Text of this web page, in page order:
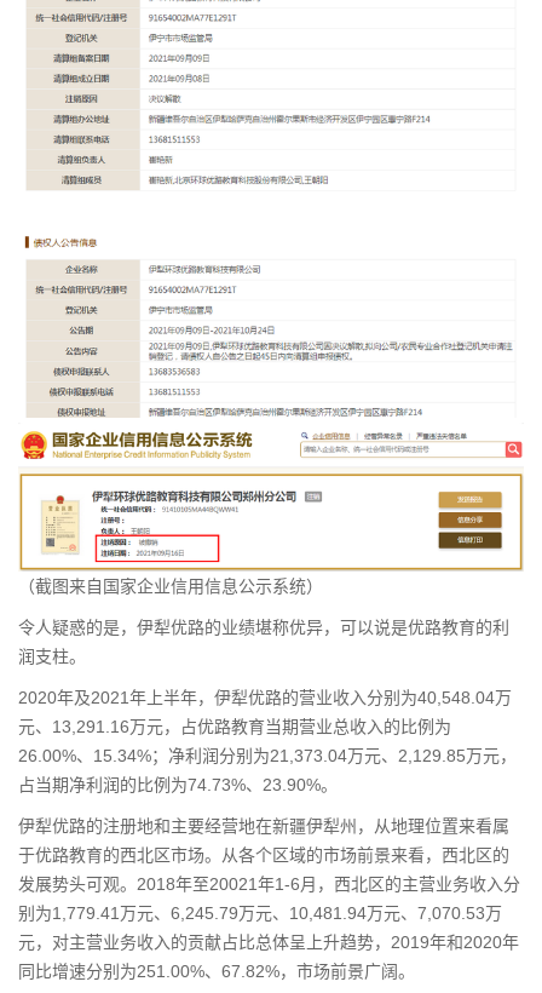
（截图来自国家企业信用信息公示系统）
令人疑惑的是，伊犁优路的业绩堪称优异，可以说是优路教育的利
润支柱。
2020年及2021年上半年，伊犁优路的营业收入分别为40,548.04万
元、13,291.16万元，占优路教育当期营业总收入的比例为
26.00%、15.34%；净利润分别为21,373.04万元、2,129.85万元，
占当期净利润的比例为74.73%、23.90%。
伊犁优路的注册地和主要经营地在新疆伊犁州，从地理位置来看属
于优路教育的西北区市场。从各个区域的市场前景来看，西北区的
发展势头可观。2018年至20021年1-6月，西北区的主营业务收入分
别为1,779.41万元、6,245.79万元、10,481.94万元、7,070.53万
元，对主营业务收入的贡献占比总体呈上升趋势，2019年和2020年
同比增速分别为251.00%、67.82%，市场前景广阔。